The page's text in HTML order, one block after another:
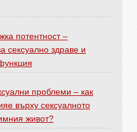
потентност –
сексуално здраве и
проблеми – как
върху сексуалното
живот?